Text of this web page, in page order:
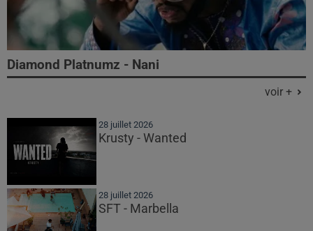
Diamond Platnumz - Nani
voir +
28 juillet 2026
Krusty - Wanted
28 juillet 2026
SFT - Marbella